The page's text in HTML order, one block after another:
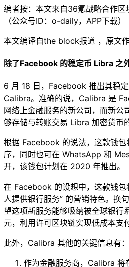
编者按：本文来自36氪战略合作区
（公众号ID：o-daily，APP下载）
本文编译自the block报道 ，原文
除了Facebook 的稳定币 Libra 之
6 月 18 日，Facebook 推出其稳
Calibra。准确的说，Calibra 是
网络上金融服务的新公司，而新公
够存储与转账交易 Libra 加密货币
根据 Facebook 的说法，这款钱包
序，同时也可在 WhatsApp 和
开，该钱包计划在 2020 年推出。
在 Facebook 的设想中，这款钱包
人提供银行服务” 的营销特色。换
望这项新服务能够吸纳被全球银行
元，利用许可区块链实现低成本支
此外，Calibra 其他的关键信息有：
作为金融服务商，Calibra 将